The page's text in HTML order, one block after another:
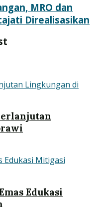
MRO dan
Direalisasikan
Edukasi